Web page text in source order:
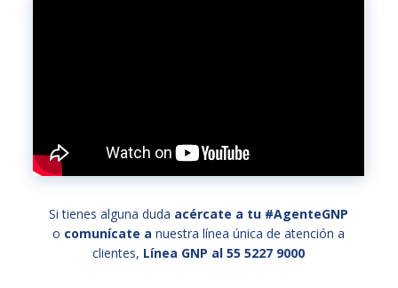
Si tienes alguna duda acércate a tu #AgenteGNP
o comunícate a nuestra línea única de atención a
clientes, Línea GNP al 55 5227 9000